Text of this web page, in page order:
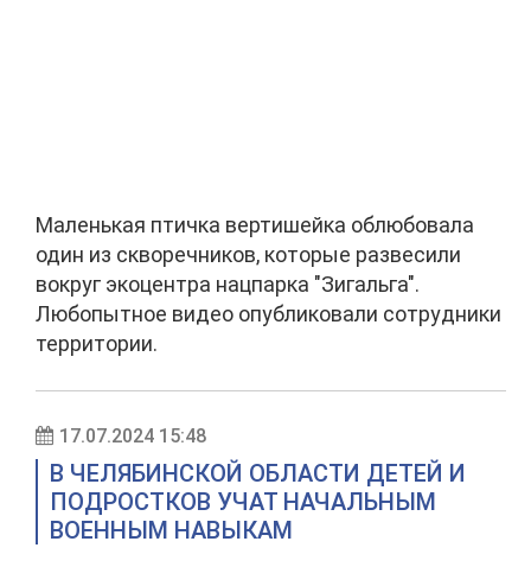
Маленькая птичка вертишейка облюбовала
один из скворечников, которые развесили
вокруг экоцентра нацпарка "Зигальга".
Любопытное видео опубликовали сотрудники
территории.
17.07.2024 15:48
В ЧЕЛЯБИНСКОЙ ОБЛАСТИ ДЕТЕЙ И
ПОДРОСТКОВ УЧАТ НАЧАЛЬНЫМ
ВОЕННЫМ НАВЫКАМ